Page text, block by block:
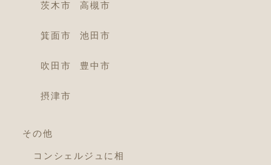
茨木市 高槻市
箕面市 池田市
吹田市 豊中市
摂津市
その他
コンシェルジュに相